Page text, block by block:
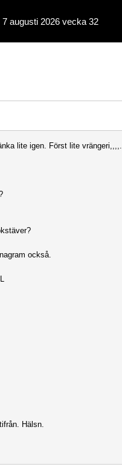
7 augusti 2026 vecka 32
lite igen. Först lite vrängeri,,,,.
också.
Hälsn.